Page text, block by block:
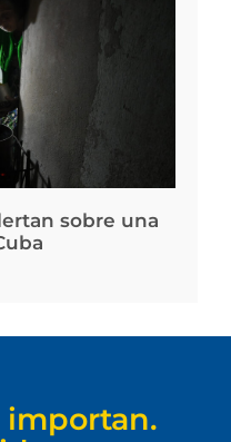
sobre una
importan.